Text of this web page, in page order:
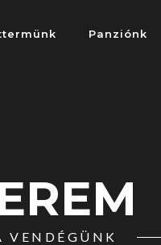
Panziónk
VENDÉGÜNK